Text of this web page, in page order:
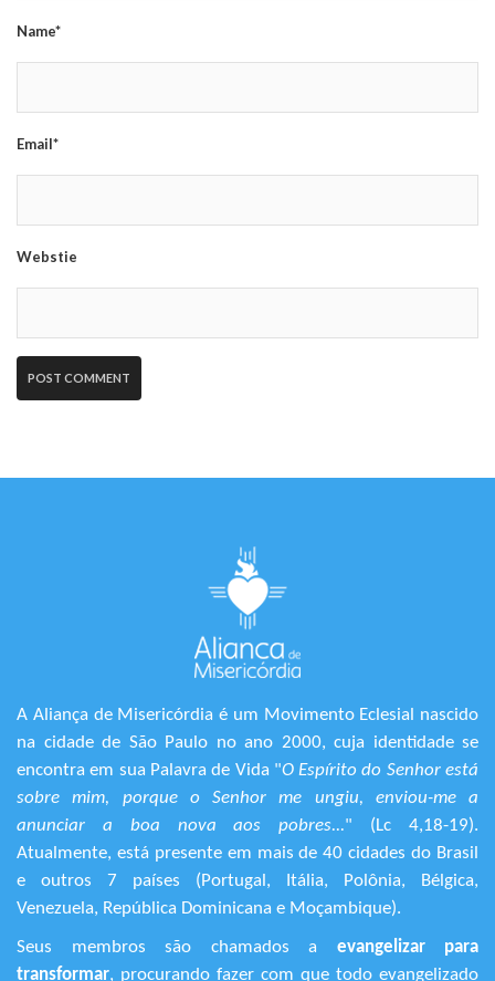
Name*
Email*
Webstie
A Aliança de Misericórdia é um Movimento Eclesial nascido
na cidade de São Paulo no ano 2000, cuja identidade se
encontra em sua Palavra de Vida "O Espírito do Senhor está
sobre mim, porque o Senhor me ungiu, enviou-me a
anunciar a boa nova aos pobres..." (Lc 4,18-19).
Atualmente, está presente em mais de 40 cidades do Brasil
e outros 7 países (Portugal, Itália, Polônia, Bélgica,
Venezuela, República Dominicana e Moçambique).
Seus membros são chamados a evangelizar para
transformar, procurando fazer com que todo evangelizado